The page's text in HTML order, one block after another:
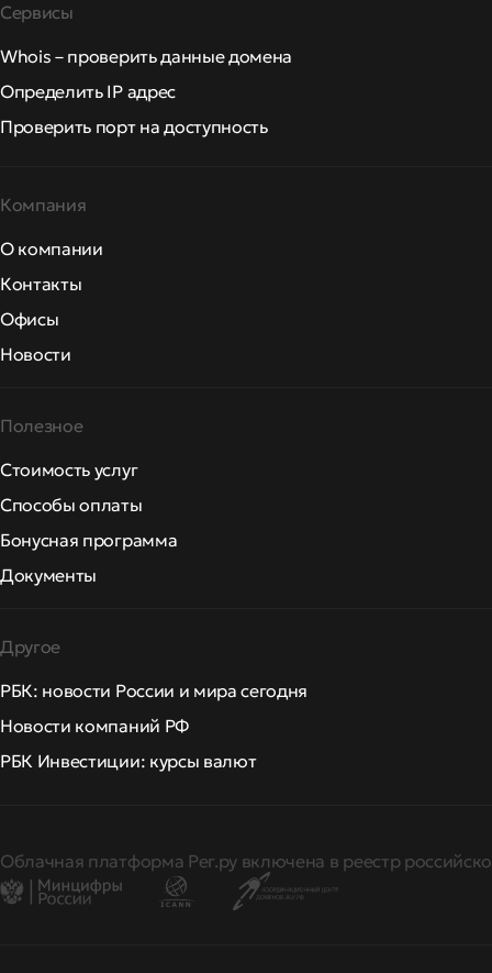
Сервисы
Whois – проверить данные домена
Определить IP адрес
Проверить порт на доступность
Компания
О компании
Контакты
Офисы
Новости
Полезное
Стоимость услуг
Способы оплаты
Бонусная программа
Документы
Другое
РБК: новости России и мира сегодня
Новости компаний РФ
РБК Инвестиции: курсы валют
Облачная платформа Рег.ру включена в реестр